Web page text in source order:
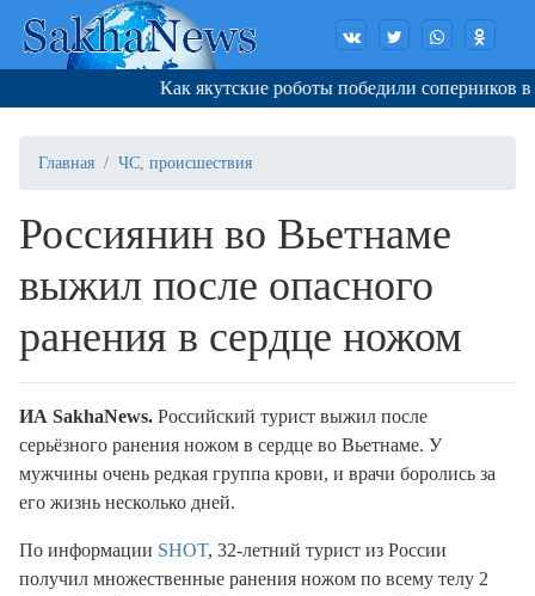
Как якутские роботы победили соперников в
Главная ЧС, происшествия
Россиянин во Вьетнаме
выжил после опасного
ранения в сердце ножом
ИА SakhaNews. Российский турист выжил после
серьёзного ранения ножом в сердце во Вьетнаме. У
мужчины очень редкая группа крови, и врачи боролись за
его жизнь несколько дней.
По информации SHOT, 32-летний турист из России
получил множественные ранения ножом по всему телу 2